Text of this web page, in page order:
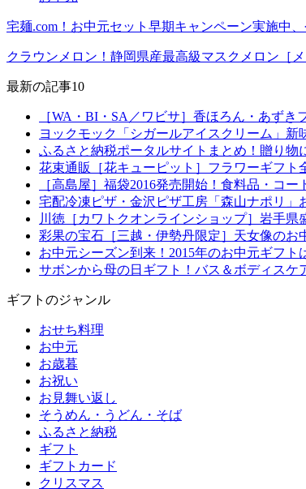
宅麺.com！お中元セット早期キャンペーン実施中
クラウンメロン！静岡県産最高級マスクメロン［
最新の記事10
［WA・BI・SA／ワビサ］香ほろん・あず
ヨックモック「シガールアイスクリーム」新
ふるさと納税ポータルサイトまとめ！贈り物
花束通販［花キューピット］フラワーギフト
［高島屋］福袋2016発売開始！食料品・コ
宅配冷凍ピザ・金沢ピザ工房「森山ナポリ
川徳［カワトクオンラインショップ］岩手県
彩果の宝石［三越・伊勢丹限定］天女像のお
お中元シーズン到来！2015年のお中元ギフト
サボンから母の日ギフト！バス＆ボディスケ
ギフトのジャンル
おせち料理
お中元
お歳暮
お祝い
お見舞い返し
そうめん・うどん・そば
ふるさと納税
ギフト
ギフトカード
クリスマス